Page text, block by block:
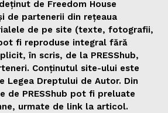
de Freedom House
de partenerii din rețeaua
de pe site (texte, fotografii,
fi reproduse integral fără
în scris, de la PRESShub,
Conținutul site-ului este
Legea Dreptului de Autor. Din
de PRESShub pot fi preluate
urmate de link la articol.